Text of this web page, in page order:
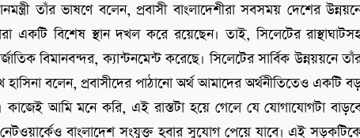
তাঁর ভাষণে বলেন, প্রবাসী বাংলাদেশীরা সবসময় দেশের
বিশেষ স্থান দখল করে রয়েছেন। তাই, সিলেটের
বিমানবন্দর, ক্যান্টনমেন্ট করেছে। সিলেটের সার্বিক উন্নয়য়নে
হাসিনা বলেন, প্রবাসীদের পাঠানো অর্থ আমাদের অর্থনীতিতেও একটি
আমি মনে করি, এই রাস্তটা হয়ে গেলে যে যোগাযোগটা
বাংলাদেশ সংযুক্ত হবার সুযোগ পেয়ে যাবে। এই